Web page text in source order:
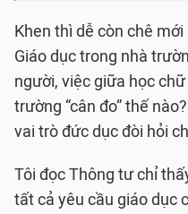
Khen thì dễ còn chê
Giáo dục trong nhà
người, việc giữa học
trường “cân đo” thế
vai trò đức dục đòi hỏi
Tôi đọc Thông tư chỉ
tất cả yêu cầu giáo dục